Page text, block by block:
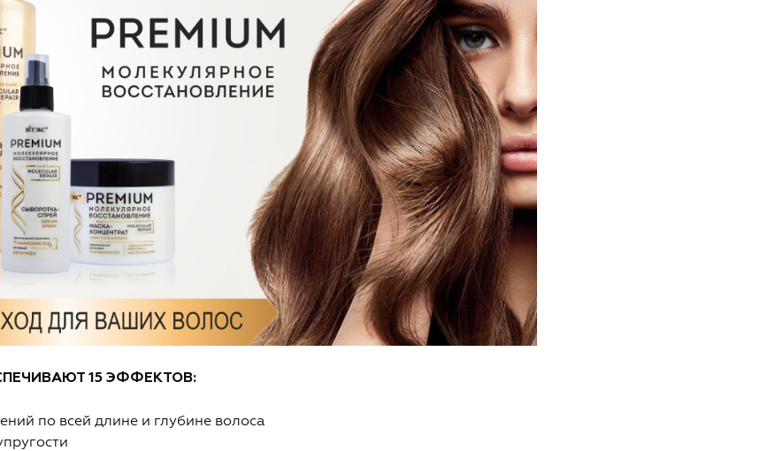
15 ЭФФЕКТОВ:
по всей длине и глубине волоса